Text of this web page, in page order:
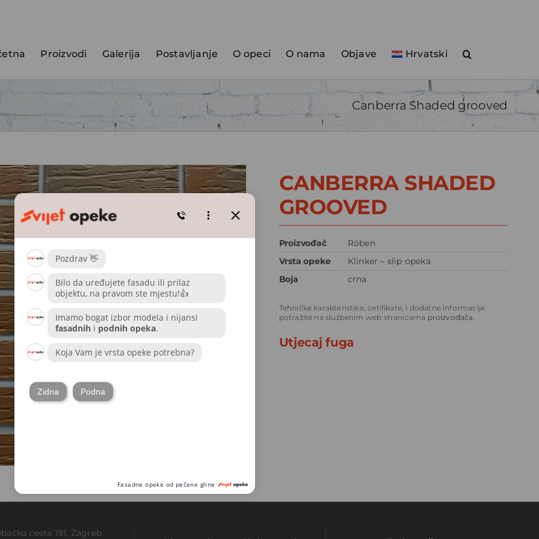
Proizvodi Galerija Postavljanje O opeci O nama Objave Hrvatski
Canberra Shaded grooved
CANBERRA SHADED
GROOVED
Proizvođač
Röben
Vrsta opeke
Klinker – slip opeka
Boja
crna
Tehničke karakteristike, cetifikate, i dodatne informacije
potražite na službenim web stranicama proizvođača .
Utjecaj fuga
cesta 191, Zagreb